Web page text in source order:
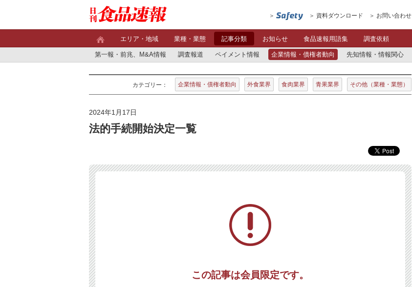
資料ダウンロード お問い合わせ
エリア・地域 業種・業態 記事分類 お知らせ 食品速報用語集 調査依頼
第一報・前兆、M&A情報 調査報道 ペイメント情報 企業情報・債権者動向 先知情報・情報関心
カテゴリー： 企業情報・債権者動向 外食業界 食肉業界 青果業界 その他（業種・業態）
2024年1月17日
法的手続開始決定一覧
この記事は会員限定です。